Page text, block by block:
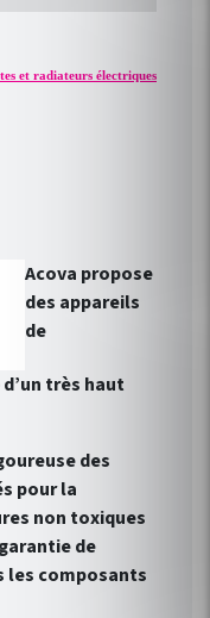
et radiateurs électriques
Acova propose
des appareils
de
très haut
des
pour la
non toxiques
de
les composants